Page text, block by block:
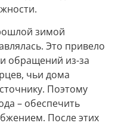
зимой
Это привело
обращений из-за
чьи дома
Поэтому
– обеспечить
После этих